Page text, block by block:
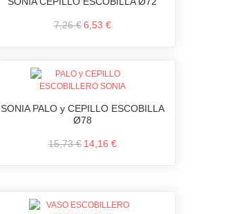
7,26 €6,53 €
SONIA PALO y CEPILLO ESCOBILLA
Ø78
15,73 € 14,16 €